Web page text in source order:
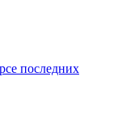
последних